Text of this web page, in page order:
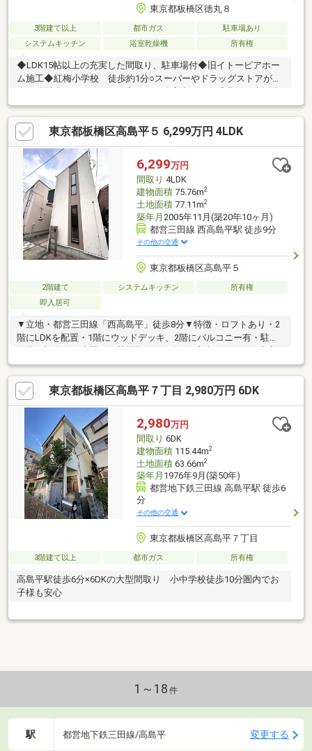
東京都板橋区徳丸８
3階建て以上 都市ガス
駐車場あり
システムキッチン
浴室乾燥機 所有権
◆LDK15帖以上の充実した間取り、駐車場付◆旧イトーピアホー
ム施工◆紅梅小学校 徒歩約1分○スーパーやドラッグストアが徒
園に近接しています〇閑静な住環境〇伊藤忠商事グループの旧イ
トーピアホームの施工により確かな作りを感じる外観が特徴です
○室内は壁紙変更等のリフォーム済みでとても綺麗です(^^♪《設備
仕様》◇耐熱強化複層ガラスで夏は涼しく冬は暖かい♪◇玄関ド
アにスマートキー使用◇3階は北側と南側のお部屋それぞれにバ
ルコニーがあり風通し良好です！宅建士FPの担当者が住宅ローン
ご相談承ります
東京都板橋区高島平５ 6,299万円 4LDK
6,299万円
間取り 4LDK
建物面積75.76m2
土地面積77.11m2
築年月 2005年11月(築20年10ヶ月)
都営三田線 西高島平駅 徒歩9分
その他の交通
東京都板橋区高島平５
2階建て システムキッチン
所有権
即入居可
▼立地・都営三田線「西高島平」徒歩8分▼特徴・ロフトあり・2
階にLDKを配置・1階にウッドデッキ、2階にバルコニー有・駐車
可能▼設備・浄水器・追焚機能▼2026年2月室内リフォーム内容
【交換】キッチン、UB、洗面化粧台、トイレ、給湯器 等【その
他】床：フローリング貼、壁・天井：フロアタイル貼 等▼周辺環
境・高島第三小学校 約550ｍ(徒歩10分）・高島第三中学校 約
700ｍ（徒歩12分）
東京都板橋区高島平７丁目 2,980万円 6DK
2,980万円
間取り 6DK
建物面積115.44m2
土地面積63.66m2
築年月 1976年9月(築50年)
都営地下鉄三田線 高島平駅 徒歩6
分
その他の交通
東京都板橋区高島平７丁目
3階建て以上 都市ガス 所有権
高島平駅徒歩6分×6DKの大型間取り 小中学校徒歩10分圏内でお
子様も安心
1～18 件
駅 都営地下鉄三田線/高島平 変更する